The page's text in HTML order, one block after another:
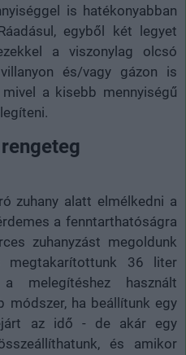
is hatékonyabban
egyből két legyet
a viszonylag olcsó
és/vagy gázon is
a kisebb mennyiségű
zuhany alatt elmélkedni a
a fenntarthatóságra
zuhanyzást megoldunk
megtakarítottunk 36 liter
melegítéshez használt
módszer, ha beállítunk egy
az idő - de akár egy
és amikor